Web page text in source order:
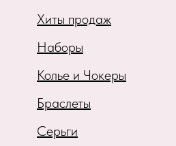
Хиты продаж
Наборы
Колье и Чокеры
Браслеты
Серьги